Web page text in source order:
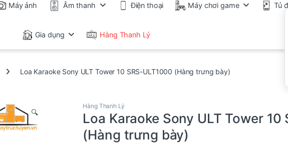
Máy ảnh Âm thanh Điện thoại Máy chơi game Tủ
Gia dụng Hàng Thanh Lý
Loa Karaoke Sony ULT Tower 10 SRS-ULT1000 (Hàng trưng bày)
🔍
Hàng Thanh Lý
Loa Karaoke Sony ULT Tower 10
(Hàng trưng bày)